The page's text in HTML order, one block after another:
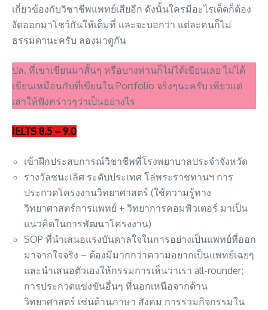
เกี่ยวข้องกับวิชาชีพแพทย์เสียอีก ดังนั้นใครมีอะไรเด็ดก็ต้อง
งัดออกมาโชว์กันให้เต็มที่ และจะบอกว่า แต่ละคนก็ไม่
ธรรมดานะครับ ลองมาดูกัน
ปล. ที่เขาเขียนมาสั้นๆ หรือบางท่านก็ไม่ได้เขียนเลย ไม่ได้
เขียนเหมือนกับที่เขียนใน Portfolio จริงๆนะครับ เพียวแต่
เล่าให้ฟังคร่าวๆว่าเป็นอย่างไร
IELTS 8.5 – 9.0
เข้าฝึกประสบการณ์วิชาชีพที่โรงพยาบาลประจำจังหวัด
รางวัลชนะเลิศ ระดับประเทศ โล่พระราชทานฯ การ
ประกวดโครงงานวิทยาศาสตร์ (ใช้ความรู้ทาง
วิทยาศาสตร์การแพทย์ + วิทยาการคอมพิวเตอร์ มาเป็น
แนวคิดในการพัฒนาโครงงาน)
SOP ที่นำเสนอแรงบันดาลใจในการอย่างเป็นแพทย์ที่ออก
มาจากใจจริง – ต้องมีมากกว่าความอยากเป็นแพทย์เฉยๆ
และนำเสนอตัวเองให้กรรมการเห็นว่าเรา all-rounder;
การประกวดแข่งขันอื่นๆ ที่นอกเหนือจากด้าน
วิทยาศาสตร์ เช่นด้านภาษา สังคม การร่วมกิจกรรมใน